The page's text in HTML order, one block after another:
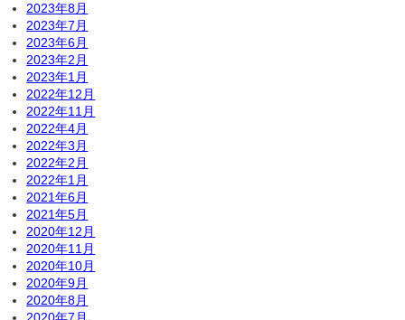
2023年8月
2023年7月
2023年6月
2023年2月
2023年1月
2022年12月
2022年11月
2022年4月
2022年3月
2022年2月
2022年1月
2021年6月
2021年5月
2020年12月
2020年11月
2020年10月
2020年9月
2020年8月